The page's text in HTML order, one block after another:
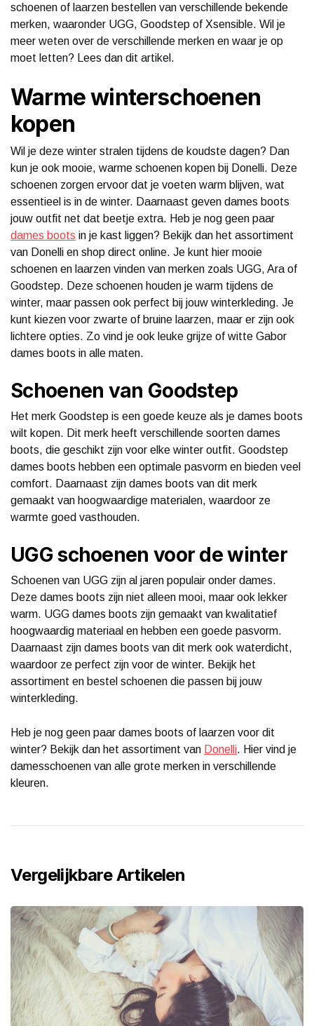
schoenen of laarzen bestellen van verschillende bekende
merken, waaronder UGG, Goodstep of Xsensible. Wil je
meer weten over de verschillende merken en waar je op
moet letten? Lees dan dit artikel.
Warme winterschoenen
kopen
Wil je deze winter stralen tijdens de koudste dagen? Dan
kun je ook mooie, warme schoenen kopen bij Donelli. Deze
schoenen zorgen ervoor dat je voeten warm blijven, wat
essentieel is in de winter. Daarnaast geven dames boots
jouw outfit net dat beetje extra. Heb je nog geen paar
dames boots in je kast liggen? Bekijk dan het assortiment
van Donelli en shop direct online. Je kunt hier mooie
schoenen en laarzen vinden van merken zoals UGG, Ara of
Goodstep. Deze schoenen houden je warm tijdens de
winter, maar passen ook perfect bij jouw winterkleding. Je
kunt kiezen voor zwarte of bruine laarzen, maar er zijn ook
lichtere opties. Zo vind je ook leuke grijze of witte Gabor
dames boots in alle maten.
Schoenen van Goodstep
Het merk Goodstep is een goede keuze als je dames boots
wilt kopen. Dit merk heeft verschillende soorten dames
boots, die geschikt zijn voor elke winter outfit. Goodstep
dames boots hebben een optimale pasvorm en bieden veel
comfort. Daarnaast zijn dames boots van dit merk
gemaakt van hoogwaardige materialen, waardoor ze
warmte goed vasthouden.
UGG schoenen voor de winter
Schoenen van UGG zijn al jaren populair onder dames.
Deze dames boots zijn niet alleen mooi, maar ook lekker
warm. UGG dames boots zijn gemaakt van kwalitatief
hoogwaardig materiaal en hebben een goede pasvorm.
Daarnaast zijn dames boots van dit merk ook waterdicht,
waardoor ze perfect zijn voor de winter. Bekijk het
assortiment en bestel schoenen die passen bij jouw
winterkleding.
Heb je nog geen paar dames boots of laarzen voor dit
winter? Bekijk dan het assortiment van Donelli. Hier vind je
damesschoenen van alle grote merken in verschillende
kleuren.
Vergelijkbare Artikelen